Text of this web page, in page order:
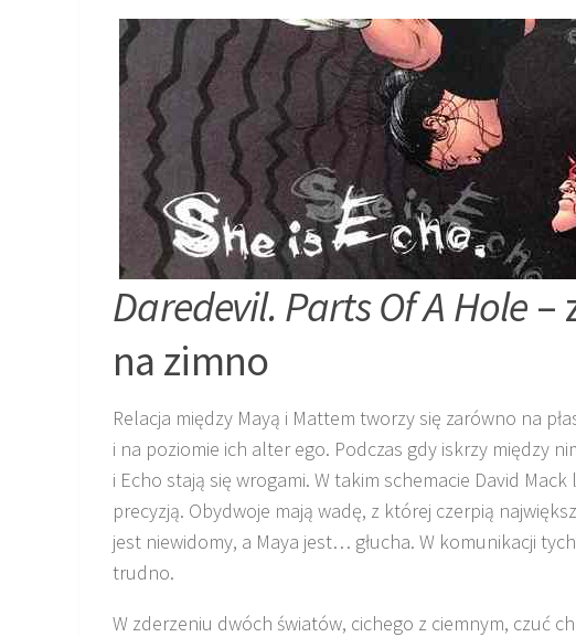
Daredevil. Parts Of A Hole –
na zimno
Relacja między Mayą i Mattem tworzy się zarówno na
i na poziomie ich alter ego. Podczas gdy iskrzy między
i Echo stają się wrogami. W takim schemacie David
precyzją. Obydwoje mają wadę, z której czerpią
jest niewidomy, a Maya jest… głucha. W komunikacji
trudno.
W zderzeniu dwóch światów, cichego z ciemnym, czuć